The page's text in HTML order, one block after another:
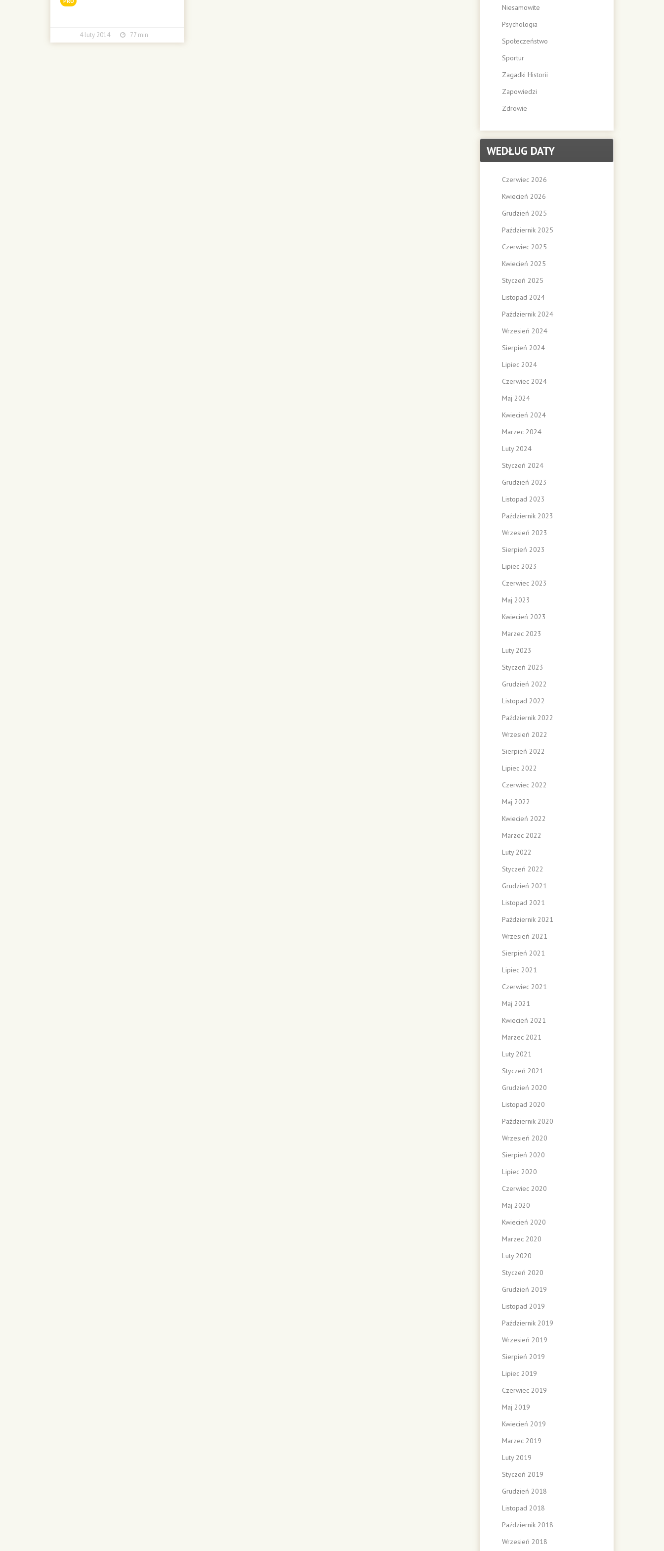
4 luty 2014 77 min
Niesamowite
Psychologia
Społeczeństwo
Sportur
Zagadki Historii
Zapowiedzi
Zdrowie
WEDŁUG DATY
Czerwiec 2026
Kwiecień 2026
Grudzień 2025
Październik 2025
Czerwiec 2025
Kwiecień 2025
Styczeń 2025
Listopad 2024
Październik 2024
Wrzesień 2024
Sierpień 2024
Lipiec 2024
Czerwiec 2024
Maj 2024
Kwiecień 2024
Marzec 2024
Luty 2024
Styczeń 2024
Grudzień 2023
Listopad 2023
Październik 2023
Wrzesień 2023
Sierpień 2023
Lipiec 2023
Czerwiec 2023
Maj 2023
Kwiecień 2023
Marzec 2023
Luty 2023
Styczeń 2023
Grudzień 2022
Listopad 2022
Październik 2022
Wrzesień 2022
Sierpień 2022
Lipiec 2022
Czerwiec 2022
Maj 2022
Kwiecień 2022
Marzec 2022
Luty 2022
Styczeń 2022
Grudzień 2021
Listopad 2021
Październik 2021
Wrzesień 2021
Sierpień 2021
Lipiec 2021
Czerwiec 2021
Maj 2021
Kwiecień 2021
Marzec 2021
Luty 2021
Styczeń 2021
Grudzień 2020
Listopad 2020
Październik 2020
Wrzesień 2020
Sierpień 2020
Lipiec 2020
Czerwiec 2020
Maj 2020
Kwiecień 2020
Marzec 2020
Luty 2020
Styczeń 2020
Grudzień 2019
Listopad 2019
Październik 2019
Wrzesień 2019
Sierpień 2019
Lipiec 2019
Czerwiec 2019
Maj 2019
Kwiecień 2019
Marzec 2019
Luty 2019
Styczeń 2019
Grudzień 2018
Listopad 2018
Październik 2018
Wrzesień 2018